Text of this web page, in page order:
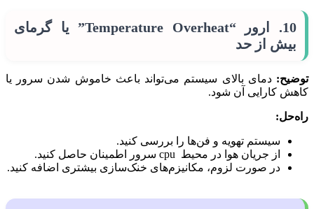
10. ارور “Temperature Overheat” یا گرمای
بیش از حد
توضیح: دمای بالای سیستم می‌تواند باعث خاموش شدن سرور یا
کاهش کارایی آن شود.
راه‌حل:
سیستم تهویه و فن‌ها را بررسی کنید.
از جریان هوا در محیط cpu سرور اطمینان حاصل کنید.
در صورت لزوم، مکانیزم‌های خنک‌سازی بیشتری اضافه کنید.